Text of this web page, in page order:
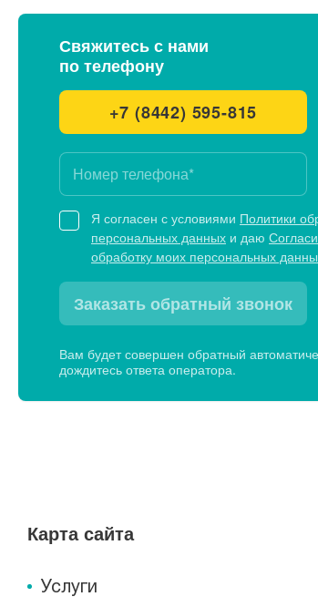
Свяжитесь с нами
по телефону
+7 (8442) 595-815
Я согласен с условиями Политики
персональных данных и даю
обработку моих персональных
Заказать обратный звонок
Вам будет совершен обратный
дождитесь ответа оператора.
Карта сайта
Услуги